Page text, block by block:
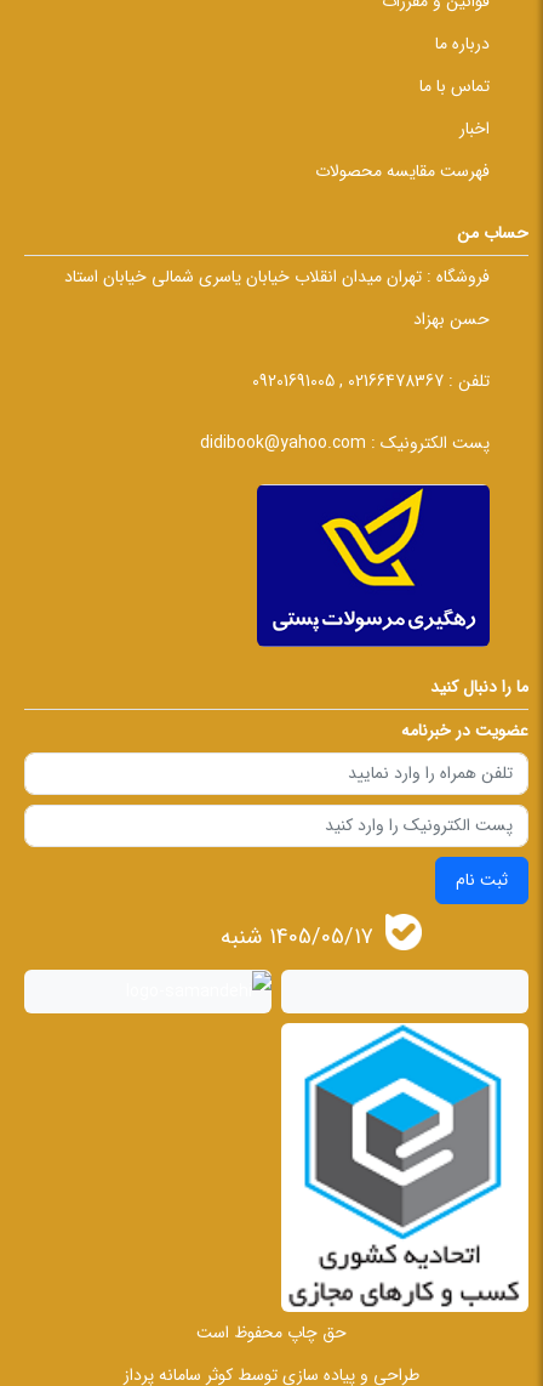
درباره ما
تماس با ما
اخبار
فهرست مقایسه محصولات
حساب من
فروشگاه : تهران میدان انقلاب خیابان یاسری شمالی خیابان استاد
حسن بهزاد
تلفن : 02166478367 , 09201691005
پست الکترونیک : didibook@yahoo.com
ما را دنبال کنید
عضویت در خبرنامه
ثبت نام
1405/05/17 شنبه
حق چاپ محفوظ است
طراحی و پیاده سازی توسط کوثر سامانه پرداز